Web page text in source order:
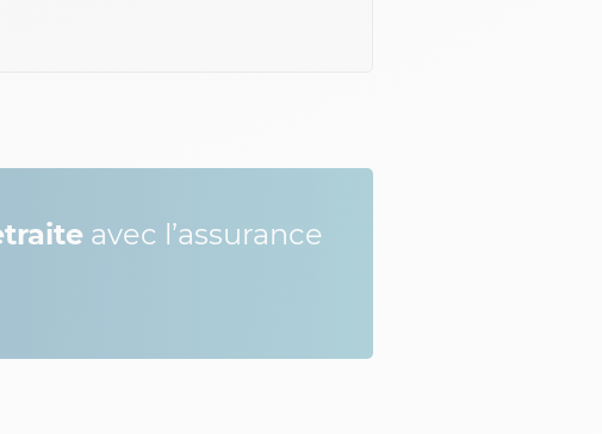
avec l’assurance